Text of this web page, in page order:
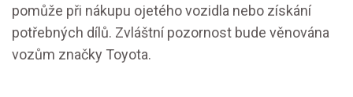
pomůže při nákupu ojetého vozidla nebo získání
potřebných dílů. Zvláštní pozornost bude věnována
vozům značky Toyota.